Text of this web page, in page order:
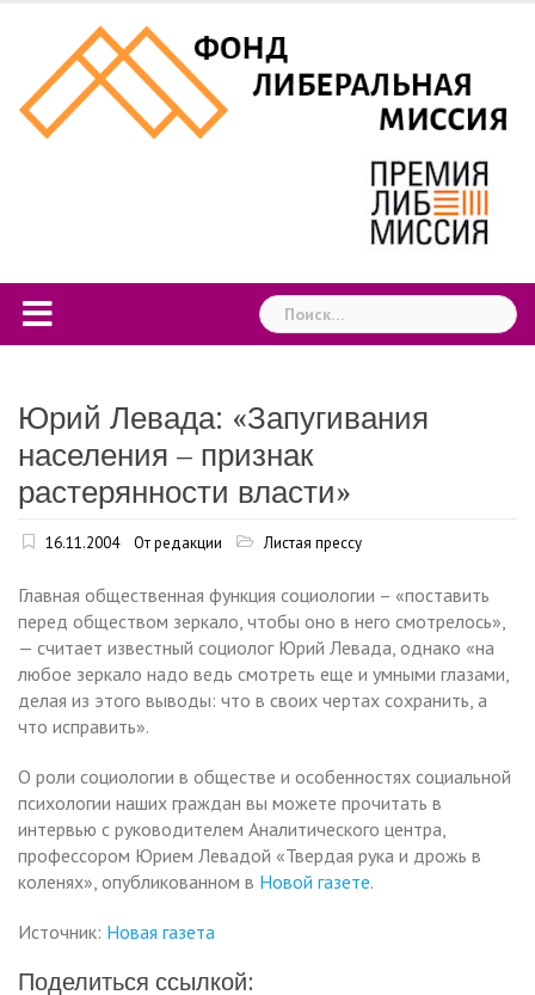
content
Найти:
Юрий Левада: «Запугивания
населения – признак
растерянности власти»
16.11.2004 От редакции Листая прессу
Главная общественная функция социологии – «поставить
перед обществом зеркало, чтобы оно в него смотрелось»,
— считает известный социолог Юрий Левада, однако «на
любое зеркало надо ведь смотреть еще и умными глазами,
делая из этого выводы: что в своих чертах сохранить, а
что исправить».
О роли социологии в обществе и особенностях социальной
психологии наших граждан вы можете прочитать в
интервью с руководителем Аналитического центра,
профессором Юрием Левадой «Твердая рука и дрожь в
коленях», опубликованном в Новой газете.
Источник: Новая газета
Поделиться ссылкой: